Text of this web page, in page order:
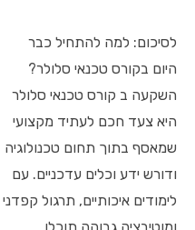
לסיכום: למה להתחיל כבר
היום בקורס טכנאי סלולר?
השקעה ב קורס טכנאי סלולר
היא צעד חכם לעתיד מקצועי
שמאסף בתוך תחום טכנולוגיה
ודורש ידע וכלים עדכניים. עם
לימודים איכותיים, תרגול קפדני